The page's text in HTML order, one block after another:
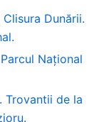
Dunării.
Național
Trovantii de la